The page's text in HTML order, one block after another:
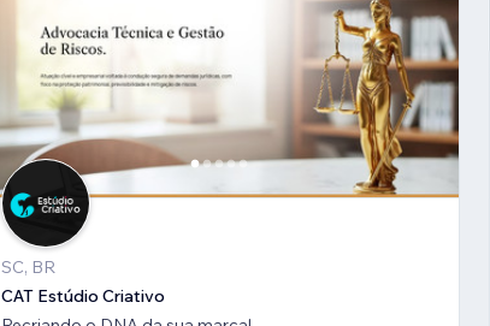
SC, BR
CAT Estúdio Criativo